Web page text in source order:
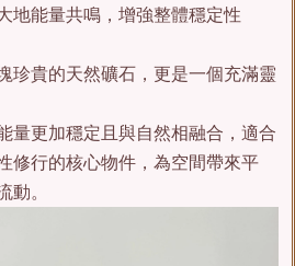
地能量共鳴，增強整體穩定性
珍貴的天然礦石，更是一個充滿靈
量更加穩定且與自然相融合，適合
修行的核心物件，為空間帶來平
。